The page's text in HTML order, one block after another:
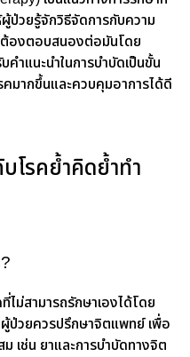
ป่วยรู้จักวิธีจัดการกับความ
ต้องตอบสนองต่อมันโดย
คำแนะนำในการบำบัดเป็นขั้น
มากขึ้นและควบคุมอาการได้ดี
โรคย้ำคิดย้ำทำ
ม่สามารถรักษาเองได้โดย
ป่วยควรปรึกษาจิตแพทย์ เพื่อ
เช่น ยาและการบำบัดทางจิต